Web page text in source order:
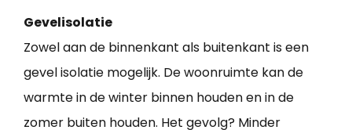
Gevelisolatie
Zowel aan de binnenkant als buitenkant is een
gevel isolatie mogelijk. De woonruimte kan de
warmte in de winter binnen houden en in de
zomer buiten houden. Het gevolg? Minder